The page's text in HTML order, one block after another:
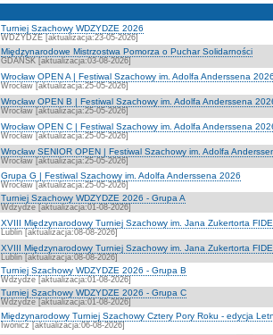
Turniej Szachowy WDZYDZE 2026
WDZYDZE [aktualizacja:23-05-2026]
Międzynarodowe Mistrzostwa Pomorza o Puchar Solidarności
GDAŃSK [aktualizacja:03-08-2026]
Wrocław OPEN A | Festiwal Szachowy im. Adolfa Anderssena
Wrocław [aktualizacja:25-05-2026]
Wrocław OPEN B | Festiwal Szachowy im. Adolfa Anderssena
Wrocław [aktualizacja:25-05-2026]
Wrocław OPEN C | Festiwal Szachowy im. Adolfa Anderssena
Wrocław [aktualizacja:25-05-2026]
Wrocław SENIOR OPEN | Festiwal Szachowy im. Adolfa
Wrocław [aktualizacja:25-05-2026]
Grupa G | Festiwal Szachowy im. Adolfa Anderssena 2026
Wrocław [aktualizacja:25-05-2026]
Turniej Szachowy WDZYDZE 2026 - Grupa A
Wdzydze [aktualizacja:01-08-2026]
XVIII Międzynarodowy Turniej Szachowy im. Jana Zukertorta
Lublin [aktualizacja:08-08-2026]
XVIII Międzynarodowy Turniej Szachowy im. Jana Zukertorta
Lublin [aktualizacja:08-08-2026]
Turniej Szachowy WDZYDZE 2026 - Grupa B
Wdzydze [aktualizacja:01-08-2026]
Turniej Szachowy WDZYDZE 2026 - Grupa C
Wdzydze [aktualizacja:01-08-2026]
Międzynarodowy Turniej Szachowy Cztery Pory Roku - edycja
Iwonicz [aktualizacja:06-08-2026]